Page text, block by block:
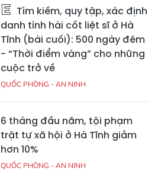
Tìm kiếm, quy tập, xác định
danh tính hài cốt liệt sĩ ở Hà
Tĩnh (bài cuối): 500 ngày đêm
- “Thời điểm vàng” cho những
cuộc trở về
QUỐC PHÒNG - AN NINH
6 tháng đầu năm, tội phạm
trật tự xã hội ở Hà Tĩnh giảm
hơn 10%
QUỐC PHÒNG - AN NINH